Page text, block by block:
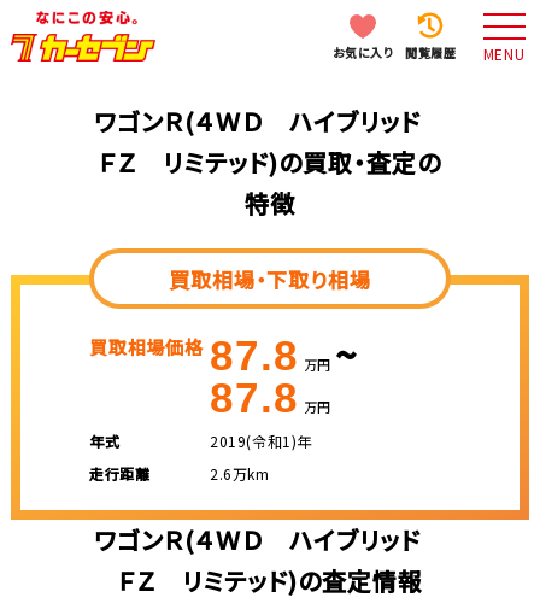
お気に入り 閲覧履歴 MENU
ワゴンＲ(４ＷＤ ハイブリッド
ＦＺ リミテッド)の買取・査定の
特徴
買取相場・下取り相場
買取相場価格 87.8 万円 ~
87.8 万円
年式
2019(令和1)年
走行距離
2.6万km
ワゴンＲ(４ＷＤ ハイブリッド
ＦＺ リミテッド)の査定情報